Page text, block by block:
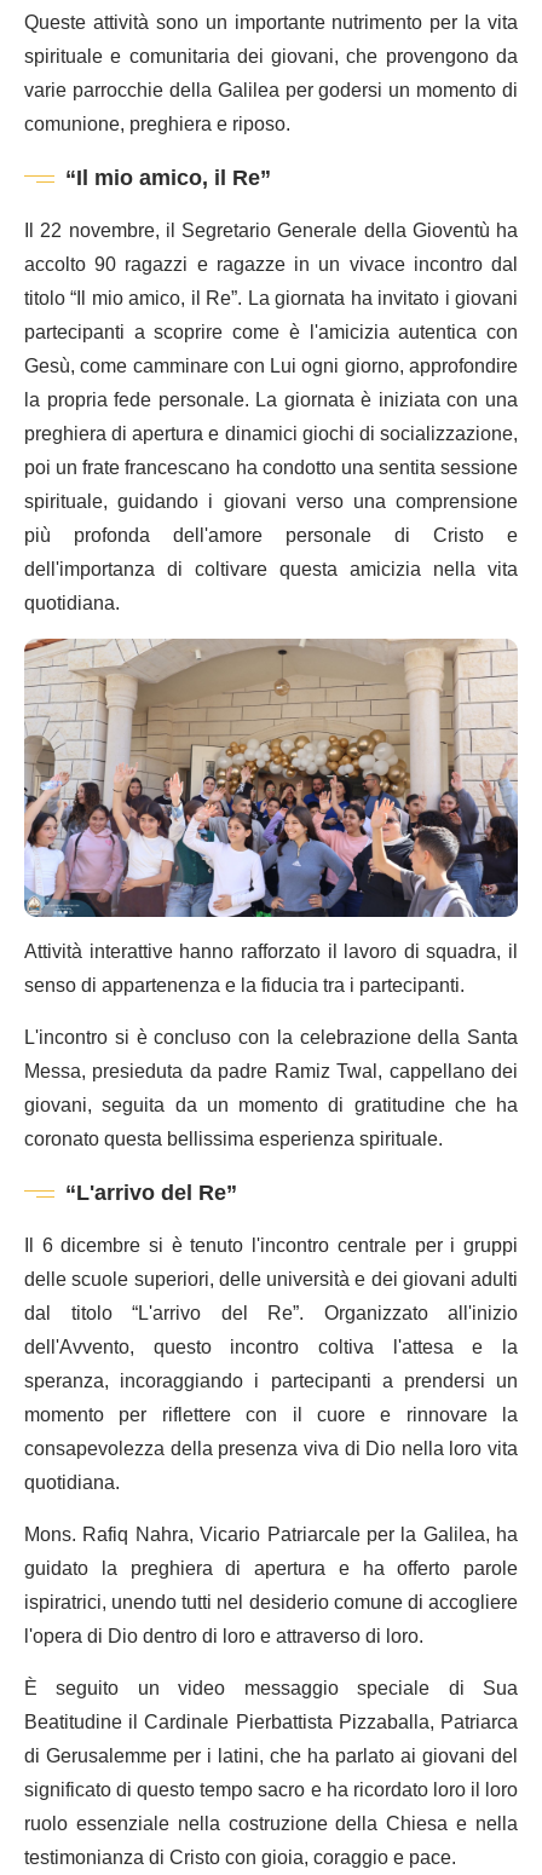
Queste attività sono un importante nutrimento per la vita
spirituale e comunitaria dei giovani, che provengono da
varie parrocchie della Galilea per godersi un momento di
comunione, preghiera e riposo.
“Il mio amico, il Re”
Il 22 novembre, il Segretario Generale della Gioventù ha
accolto 90 ragazzi e ragazze in un vivace incontro dal
titolo “Il mio amico, il Re”. La giornata ha invitato i giovani
partecipanti a scoprire come è l'amicizia autentica con
Gesù, come camminare con Lui ogni giorno, approfondire
la propria fede personale. La giornata è iniziata con una
preghiera di apertura e dinamici giochi di socializzazione,
poi un frate francescano ha condotto una sentita sessione
spirituale, guidando i giovani verso una comprensione
più profonda dell'amore personale di Cristo e
dell'importanza di coltivare questa amicizia nella vita
quotidiana.
Attività interattive hanno rafforzato il lavoro di squadra, il
senso di appartenenza e la fiducia tra i partecipanti.
L'incontro si è concluso con la celebrazione della Santa
Messa, presieduta da padre Ramiz Twal, cappellano dei
giovani, seguita da un momento di gratitudine che ha
coronato questa bellissima esperienza spirituale.
“L'arrivo del Re”
Il 6 dicembre si è tenuto l'incontro centrale per i gruppi
delle scuole superiori, delle università e dei giovani adulti
dal titolo “L'arrivo del Re”. Organizzato all'inizio
dell'Avvento, questo incontro coltiva l'attesa e la
speranza, incoraggiando i partecipanti a prendersi un
momento per riflettere con il cuore e rinnovare la
consapevolezza della presenza viva di Dio nella loro vita
quotidiana.
Mons. Rafiq Nahra, Vicario Patriarcale per la Galilea, ha
guidato la preghiera di apertura e ha offerto parole
ispiratrici, unendo tutti nel desiderio comune di accogliere
l'opera di Dio dentro di loro e attraverso di loro.
È seguito un video messaggio speciale di Sua
Beatitudine il Cardinale Pierbattista Pizzaballa, Patriarca
di Gerusalemme per i latini, che ha parlato ai giovani del
significato di questo tempo sacro e ha ricordato loro il loro
ruolo essenziale nella costruzione della Chiesa e nella
testimonianza di Cristo con gioia, coraggio e pace.